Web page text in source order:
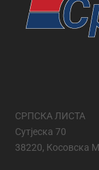
СРПСКА ЛИСТА
Сутјеска 70
38220, Косовска